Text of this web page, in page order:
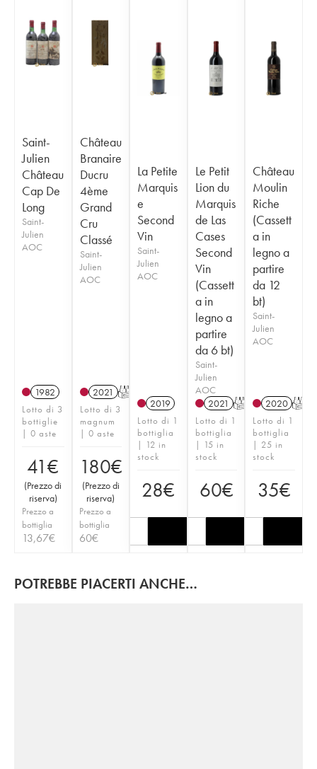
Saint-
Julien
Château
Cap De
Long
Saint-
Julien
AOC
1982
Lotto di 3
bottiglie
| 0 aste
41€
(Prezzo di
riserva)
Prezzo a
bottiglia
13,67€
Château
Branaire
Ducru
4ème
Grand
Cru
Classé
Saint-
Julien
AOC
2021 T
Lotto di 3
magnum
| 0 aste
180€
(Prezzo di
riserva)
Prezzo a
bottiglia
60€
La Petite
Marquis
e
Second
Vin
Saint-
Julien
AOC
2019
Lotto di 1
bottiglia
| 12 in
stock
28€
Le Petit
Lion du
Marquis
de Las
Cases
Second
Vin
(Cassett
a in
legno a
partire
da 6 bt)
Saint-
Julien
AOC
2021 T
Lotto di 1
bottiglia
| 15 in
stock
60€
Château
Moulin
Riche
(Cassett
a in
legno a
partire
da 12
bt)
Saint-
Julien
AOC
2020 T
Lotto di 1
bottiglia
| 25 in
stock
35€
POTREBBE PIACERTI ANCHE…